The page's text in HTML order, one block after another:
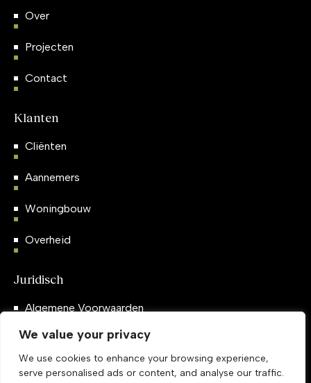
We value your privacy
We use cookies to enhance your browsing experience,
serve personalised ads or content, and analyse our traffic.
Over
Projecten
Contact
Klanten
Cliënten
Aannemers
Woningbouw
Overheid
Juridisch
Algemene Voorwaarden
Privacybeleid
Sociale Media